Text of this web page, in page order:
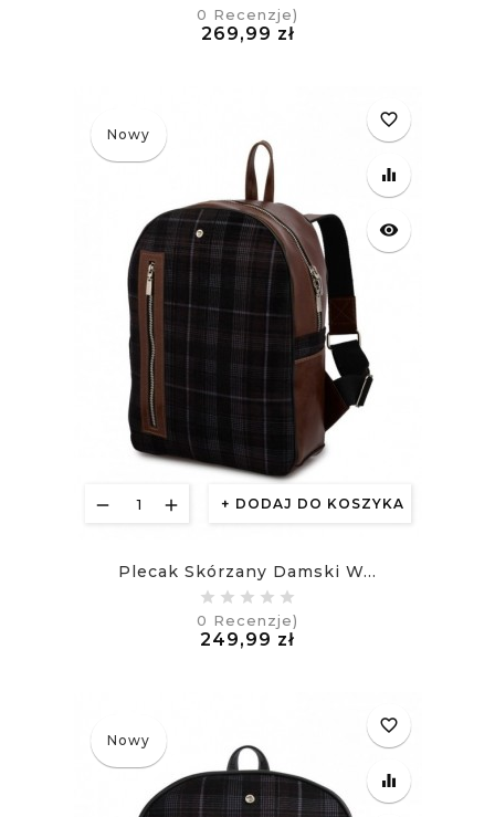
0 Recenzje)
269,99 złCena
Nowy
DODAJ DO KOSZYKA
favorite_border
equalizer
visibility
Plecak Skórzany Damski W...
0 Recenzje)
249,99 zł
Nowy
favorite_border
equalizer